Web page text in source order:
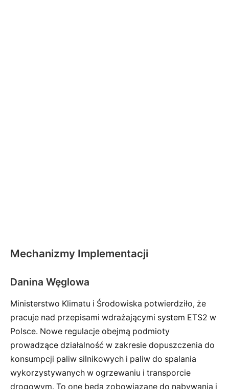
Mechanizmy Implementacji
Danina Węglowa
Ministerstwo Klimatu i Środowiska potwierdziło, że
pracuje nad przepisami wdrażającymi system ETS2 w
Polsce. Nowe regulacje obejmą podmioty
prowadzące działalność w zakresie dopuszczenia do
konsumpcji paliw silnikowych i paliw do spalania
wykorzystywanych w ogrzewaniu i transporcie
drogowym. To one będą zobowiązane do nabywania i